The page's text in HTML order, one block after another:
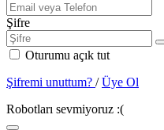
Şifre
Oturumu açık tut
Şifremi unuttum? /Üye Ol
Robotları sevmiyoruz :(